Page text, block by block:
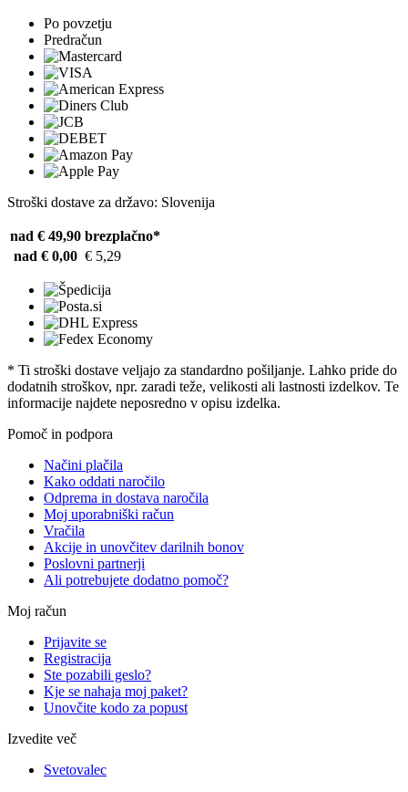
Po povzetju
Predračun
Stroški dostave za državo: Slovenija
nad € 49,90 brezplačno*
nad € 0,00 € 5,29
* Ti stroški dostave veljajo za standardno pošiljanje. Lahko pride do
dodatnih stroškov, npr. zaradi teže, velikosti ali lastnosti izdelkov. Te
informacije najdete neposredno v opisu izdelka.
Pomoč in podpora
Načini plačila
Kako oddati naročilo
Odprema in dostava naročila
Moj uporabniški račun
Vračila
Akcije in unovčitev darilnih bonov
Poslovni partnerji
Ali potrebujete dodatno pomoč?
Moj račun
Prijavite se
Registracija
Ste pozabili geslo?
Kje se nahaja moj paket?
Unovčite kodo za popust
Izvedite več
Svetovalec